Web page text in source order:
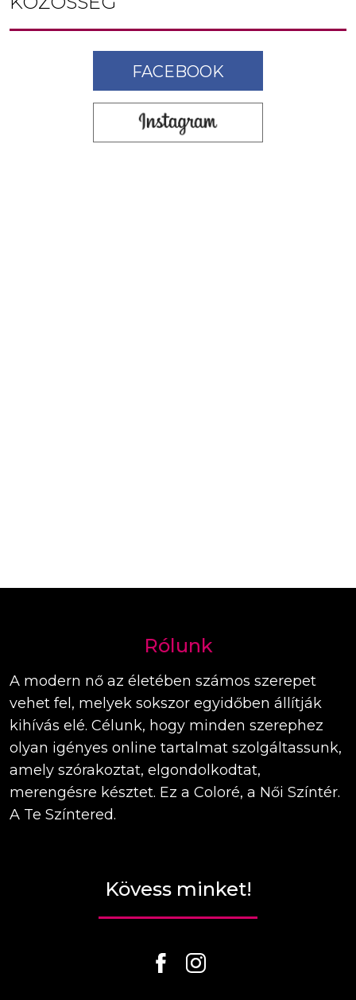
FACEBOOK
Rólunk
A modern nő az életében számos szerepet
vehet fel, melyek sokszor egyidőben állítják
kihívás elé. Célunk, hogy minden szerephez
olyan igényes online tartalmat szolgáltassunk,
amely szórakoztat, elgondolkodtat,
merengésre késztet. Ez a Coloré, a Női Színtér.
A Te Színtered.
Kövess minket!